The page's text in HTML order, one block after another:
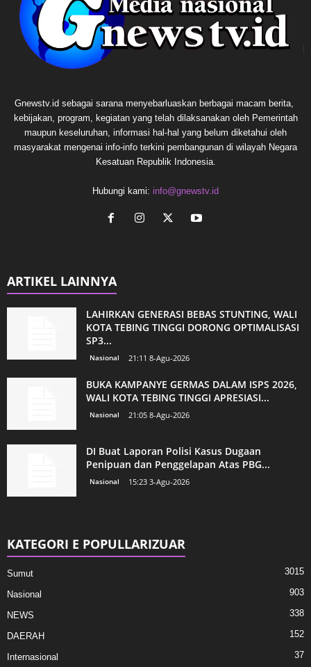
Gnewstv.id sebagai sarana menyebarluaskan berbagai macam berita,
kebijakan, program, kegiatan yang telah dilaksanakan oleh Pemerintah
maupun keseluruhan, informasi hal-hal yang belum diketahui oleh
masyarakat mengenai info-info terkini pembangunan di wilayah Negara
Kesatuan Republik Indonesia.
Hubungi kami: info@gnewstv.id
ARTIKEL LAINNYA
LAHIRKAN GENERASI BEBAS STUNTING, WALI
KOTA TEBING TINGGI DORONG OPTIMALISASI
SP3...
Nasional 21:11 8-Agu-2026
BUKA KAMPANYE GERMAS DALAM ISPS 2026,
WALI KOTA TEBING TINGGI APRESIASI...
Nasional 21:05 8-Agu-2026
DI Buat Laporan Polisi Kasus Dugaan
Penipuan dan Penggelapan Atas PBG...
Nasional 15:23 3-Agu-2026
KATEGORI E POPULLARIZUAR
Sumut 3015
Nasional 903
NEWS 338
DAERAH 152
Internasional 37